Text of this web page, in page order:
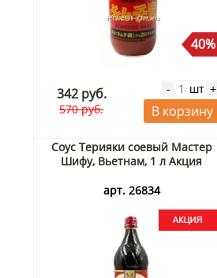
40%
342 руб.
570 руб.
- шт +
В корзину
Соус Терияки соевый Мастер
Шифу, Вьетнам, 1 л Акция
арт. 26834